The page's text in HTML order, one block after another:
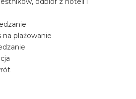
na plażowanie